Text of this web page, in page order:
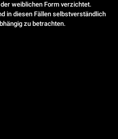
weiblichen Form verzichtet.
in diesen Fällen selbstverständlich
zu betrachten.